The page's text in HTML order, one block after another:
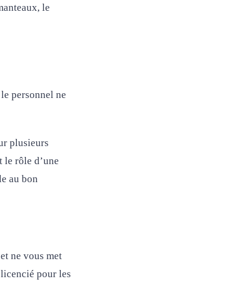
le
personnel ne
plusieurs
le rôle d’une
au bon
ne vous met
pour les